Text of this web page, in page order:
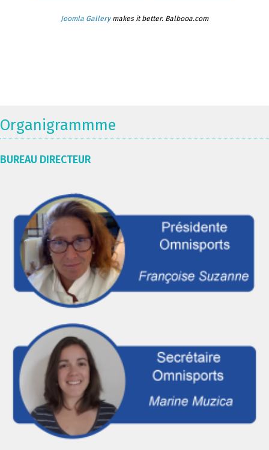
Joomla Gallerymakes it better. Balbooa.com
Organigrammme
BUREAU DIRECTEUR